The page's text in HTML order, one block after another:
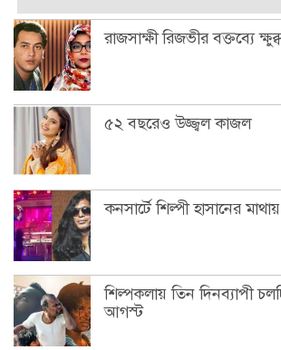
রাজসাক্ষী রিজভীর বক্তব্যে
৫২ বছরেও উজ্জ্বল কাজল
কনসার্টে শিল্পী হাসানের
শিল্পকলায় তিন দিনব্যাপী
আগস্ট